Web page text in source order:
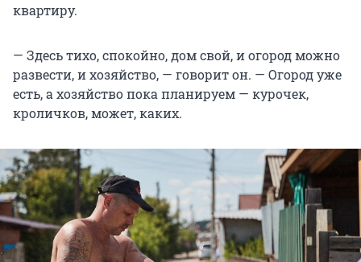
квартиру.
— Здесь тихо, спокойно, дом свой, и огород можно
развести, и хозяйство, — говорит он. — Огород уже
есть, а хозяйство пока планируем — курочек,
кроличков, может, каких.